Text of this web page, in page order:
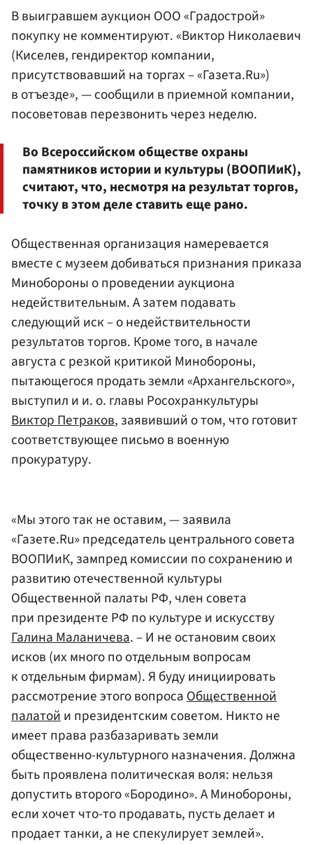
В выигравшем аукцион ООО «Градострой»
покупку не комментируют. «Виктор Николаевич
(Киселев, гендиректор компании,
присутствовавший на торгах – «Газета.Ru»)
в отъезде», — сообщили в приемной компании,
посоветовав перезвонить через неделю.
Во Всероссийском обществе охраны
памятников истории и культуры (ВООПИиК),
считают, что, несмотря на результат торгов,
точку в этом деле ставить еще рано.
Общественная организация намеревается
вместе с музеем добиваться признания приказа
Минобороны о проведении аукциона
недействительным. А затем подавать
следующий иск – о недействительности
результатов торгов. Кроме того, в начале
августа с резкой критикой Минобороны,
пытающегося продать земли «Архангельского»,
выступил и и. о. главы Росохранкультуры
Виктор Петраков, заявивший о том, что готовит
соответствующее письмо в военную
прокуратуру.
«Мы этого так не оставим, — заявила
«Газете.Ru» председатель центрального совета
ВООПИиК, зампред комиссии по сохранению и
развитию отечественной культуры
Общественной палаты РФ, член совета
при президенте РФ по культуре и искусству
Галина Маланичева. – И не остановим своих
исков (их много по отдельным вопросам
к отдельным фирмам). Я буду инициировать
рассмотрение этого вопросаОбщественной
палатойи президентским советом. Никто не
имеет права разбазаривать земли
общественно-культурного назначения. Должна
быть проявлена политическая воля: нельзя
допустить второго «Бородино». А Минобороны,
если хочет что-то продавать, пусть делает и
продает танки, а не спекулирует землей».